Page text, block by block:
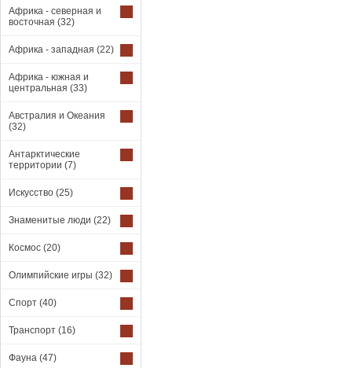
Африка - северная и
восточная (32)
Африка - западная (22)
Африка - южная и
центральная (33)
Австралия и Океания
(32)
Антарктические
территории (7)
Искусство (25)
Знаменитые люди (22)
Космос (20)
Олимпийские игры (32)
Спорт (40)
Транспорт (16)
Фауна (47)